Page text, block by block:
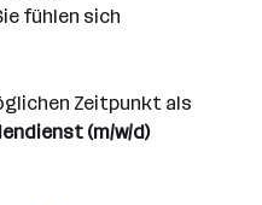
fühlen sich
Zeitpunkt als
(m/w/d)